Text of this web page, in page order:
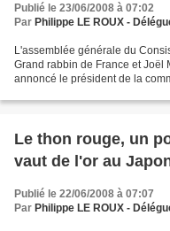
Publié le 23/06/2008 à 07:02
Par Philippe LE ROUX -
L'assemblée générale du
Grand rabbin de France et Joël
annoncé le président de la
Le thon rouge, un
vaut de l'or au
Publié le 22/06/2008 à 07:07
Par Philippe LE ROUX -